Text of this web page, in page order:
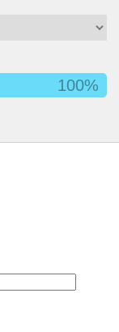
100%